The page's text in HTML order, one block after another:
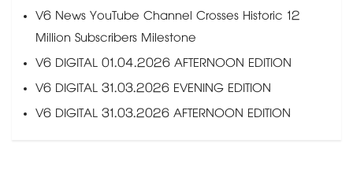
V6 News YouTube Channel Crosses Historic 12
Million Subscribers Milestone
V6 DIGITAL 01.04.2026 AFTERNOON EDITION
V6 DIGITAL 31.03.2026 EVENING EDITION
V6 DIGITAL 31.03.2026 AFTERNOON EDITION